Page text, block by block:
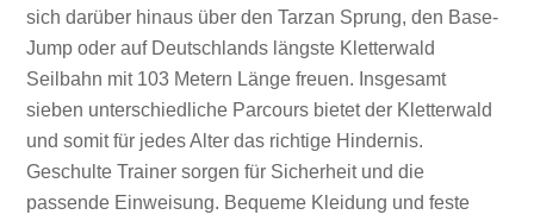
sich darüber hinaus über den Tarzan Sprung, den Base-
Jump oder auf Deutschlands längste Kletterwald
Seilbahn mit 103 Metern Länge freuen. Insgesamt
sieben unterschiedliche Parcours bietet der Kletterwald
und somit für jedes Alter das richtige Hindernis.
Geschulte Trainer sorgen für Sicherheit und die
passende Einweisung. Bequeme Kleidung und feste